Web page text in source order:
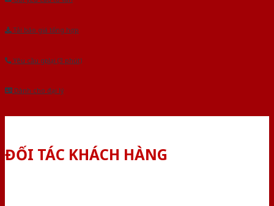
Tải báo giá tổng hợp
Yêu cầu gọi lại (3 phút)
Dành cho đại lý
ĐỐI TÁC KHÁCH HÀNG